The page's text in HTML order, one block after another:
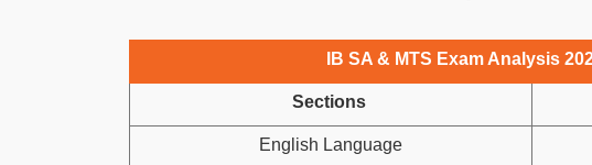
IB SA & MTS Exam Analysis
Sections
English Language